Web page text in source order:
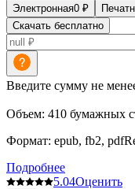
Электронная0 ₽
Скачать бесплатно
Введите сумму не
Объем: 410 бумажных
Формат: epub, fb2,
Подробнее
5.04Оценить